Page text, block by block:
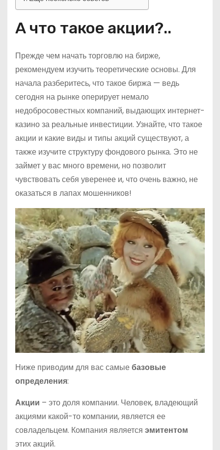
А что такое акции?..
Прежде чем начать торговлю на бирже,
рекомендуем изучить теоретические основы. Для
начала разберитесь, что такое биржа — ведь
сегодня на рынке оперирует немало
недобросовестных компаний, выдающих интернет-
казино за реальные инвестиции. Узнайте, что такое
акции и какие виды и типы акций существуют, а
также изучите структуру фондового рынка. Это не
займет у вас много времени, но позволит
чувствовать себя уверенее и, что очень важно, не
оказаться в лапах мошенников!
Ниже приводим для вас самыебазовые
определения:
Акции – это доля компании. Человек, владеющий
акциями какой-то компании, является ее
совладельцем. Компания является эмитентом
этих акций.